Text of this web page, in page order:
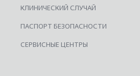
КЛИНИЧЕСКИЙ СЛУЧАЙ
ПАСПОРТ БЕЗОПАСНОСТИ
СЕРВИСНЫЕ ЦЕНТРЫ